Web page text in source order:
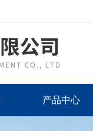
产品中心